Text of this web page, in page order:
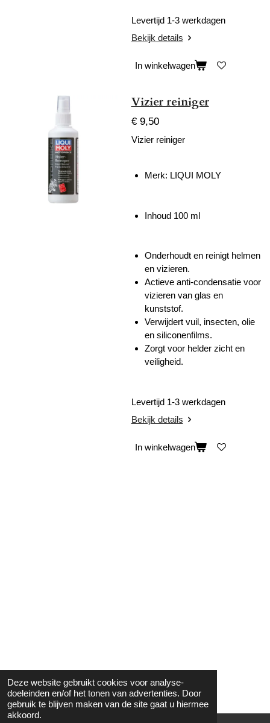
Deze website gebruikt cookies voor analyse-
doeleinden en/of het tonen van advertenties. Door
gebruik te blijven maken van de site gaat u hiermee
akkoord.
Levertijd 1-3 werkdagen
Bekijk details
In winkelwagen
Vizier reiniger
€ 9,50
Vizier reiniger
Merk: LIQUI MOLY
Inhoud 100 ml
Onderhoudt en reinigt helmen
en vizieren.
Actieve anti-condensatie voor
vizieren van glas en
kunststof.
Verwijdert vuil, insecten, olie
en siliconenfilms.
Zorgt voor helder zicht en
veiligheid.
Levertijd 1-3 werkdagen
Bekijk details
In winkelwagen